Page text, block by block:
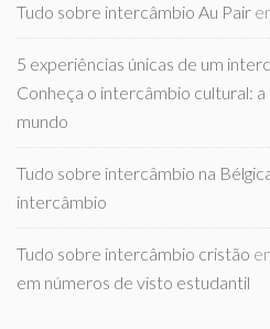
Tudo sobre intercâmbio Au Pair
5 experiências únicas de um
Conheça o intercâmbio cultural:
mundo
Tudo sobre intercâmbio na
intercâmbio
Tudo sobre intercâmbio cristão
em números de visto estudantil